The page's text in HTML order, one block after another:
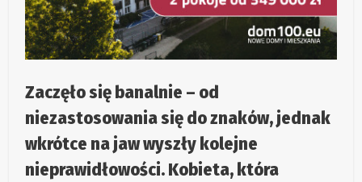
Zaczęło się banalnie – od
niezastosowania się do znaków, jednak
wkrótce na jaw wyszły kolejne
nieprawidłowości. Kobieta, która